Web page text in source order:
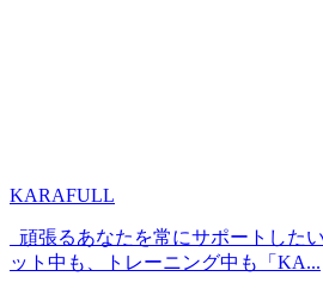
KARAFULL
頑張るあなたを常にサポートした
ット中も、トレーニング中も「KA...